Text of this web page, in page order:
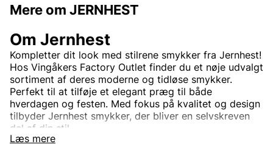
Mere om JERNHEST
Læs mere
Om Jernhest
Kompletter dit look med stilrene smykker fra Jernhest!
Hos Vingåkers Factory Outlet finder du et nøje udvalgt
sortiment af deres moderne og tidløse smykker.
Perfekt til at tilføje et elegant præg til både
hverdagen og festen. Med fokus på kvalitet og design
tilbyder Jernhest smykker, der bliver en selvskreven
del af din stil.
Shop online eller besøg vores butik for at finde dine